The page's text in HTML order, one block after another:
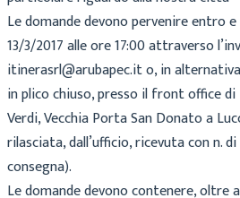
Le domande devono pervenire entro
13/3/2017 alle ore 17:00 attraverso
itinerasrl@arubapec.it o, in
in plico chiuso, presso il front office
Verdi, Vecchia Porta San Donato a
rilasciata, dall’ufficio, ricevuta con n.
consegna).
Le domande devono contenere, oltre